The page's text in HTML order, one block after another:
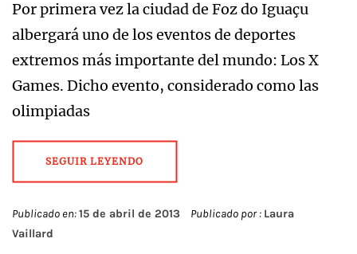
Por primera vez la ciudad de Foz do Iguaçu
albergará uno de los eventos de deportes
extremos más importante del mundo: Los X
Games. Dicho evento, considerado como las
olimpiadas
SEGUIR LEYENDO
Publicado en:15 de abril de 2013 Publicado por : Laura
Vaillard